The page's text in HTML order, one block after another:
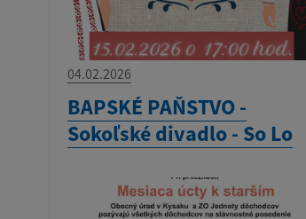
04.02.2026
BAPSKÉ PAŇSTVO -
Sokoľské divadlo - So Lo